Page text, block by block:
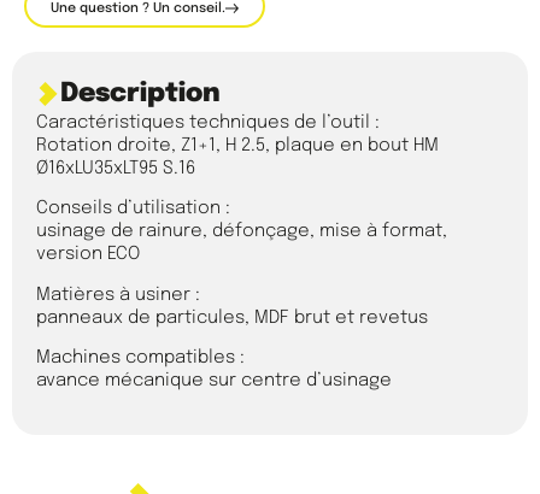
Une question ? Un conseil.
Description
Caractéristiques techniques de l’outil :
Rotation droite, Z1+1, H 2.5, plaque en bout HM
Ø16xLU35xLT95 S.16
Conseils d’utilisation :
usinage de rainure, défonçage, mise à format,
version ECO
Matières à usiner :
panneaux de particules, MDF brut et revetus
Machines compatibles :
avance mécanique sur centre d’usinage